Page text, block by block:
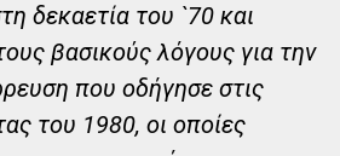
δεκαετία του `70 και
βασικούς λόγους για την
που οδήγησε στις
του 1980, οι οποίες